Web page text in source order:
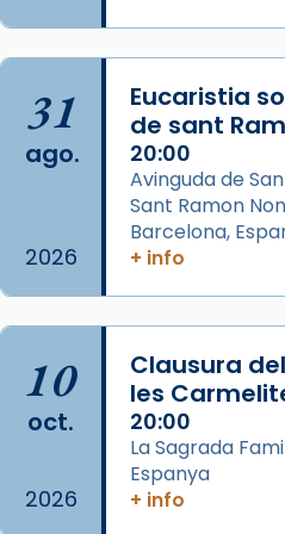
L’arquebisbe de
Josep Omella, ha
concelebrat el bisbe
Mons. David Abadías.
📸 Dr. G. Simón
View on Facebook ·
Arquebisbat de
Memòria de les santes
Semproniana, verges i
Acompanyant la
partir de l’Edat Mitjana
31
ago.
2026
Eucaristia
de sant
20:00
Avinguda de
Sant Ramon
Barcelona,
+ info
10
oct.
2026
Clausura
les
20:00
La Sagrada
Espanya
+ info